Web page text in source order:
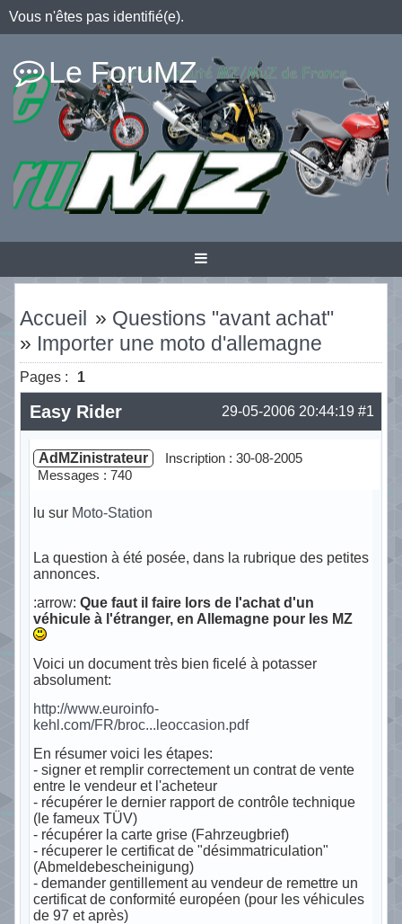
Vous n'êtes pas identifié(e).
Le ForuMZ
Accueil » Questions "avant achat"
» Importer une moto d'allemagne
Pages : 1
#1
29-05-2006 20:44:19
Easy Rider
AdMZinistrateur
Inscription : 30-08-2005
Messages : 740
lu sur Moto-Station
La question à été posée, dans la rubrique des petites
annonces.
:arrow: Que faut il faire lors de l'achat d'un
véhicule à l'étranger, en Allemagne pour les MZ
Voici un document très bien ficelé à potasser
absolument:
http://www.euroinfo-
kehl.com/FR/broc...leoccasion.pdf
En résumer voici les étapes:
- signer et remplir correctement un contrat de vente
entre le vendeur et l'acheteur
- récupérer le dernier rapport de contrôle technique
(le fameux TÜV)
- récupérer la carte grise (Fahrzeugbrief)
- récuperer le certificat de "désimmatriculation"
(Abmeldebescheinigung)
- demander gentillement au vendeur de remettre un
certificat de conformité européen (pour les véhicules
de 97 et après)